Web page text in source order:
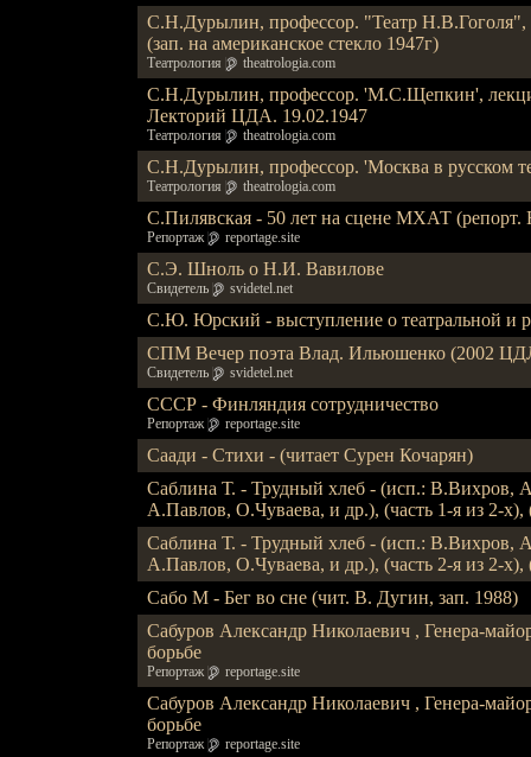
С.Н.Дурылин, профессор. "Театр Н.В.Гоголя",
(зап. на американское стекло 1947г)
Театрология theatrologia.com
С.Н.Дурылин, профессор. 'М.С.Щепкин',
Лекторий ЦДА. 19.02.1947
Театрология theatrologia.com
С.Н.Дурылин, профессор. 'Москва в русском
Театрология theatrologia.com
С.Пилявская - 50 лет на сцене МХАТ (репорт.
Репортаж reportage.site
С.Э. Шноль о Н.И. Вавилове
Свидетель svidetel.net
С.Ю. Юрский - выступление о театральной и
СПМ Вечер поэта Влад. Ильюшенко (2002
Свидетель svidetel.net
СССР - Финляндия сотрудничество
Репортаж reportage.site
Саади - Стихи - (читает Сурен Кочарян)
Саблина Т. - Трудный хлеб - (исп.:
А.Павлов, О.Чуваева, и др.), (часть 1-я из 2-х),
Саблина Т. - Трудный хлеб - (исп.:
А.Павлов, О.Чуваева, и др.), (часть 2-я из 2-х),
Сабо М - Бег во сне (чит. В. Дугин, зап. 1988)
Сабуров Александр Николаевич , Генера-
борьбе
Репортаж reportage.site
Сабуров Александр Николаевич , Генера-
борьбе
Репортаж reportage.site